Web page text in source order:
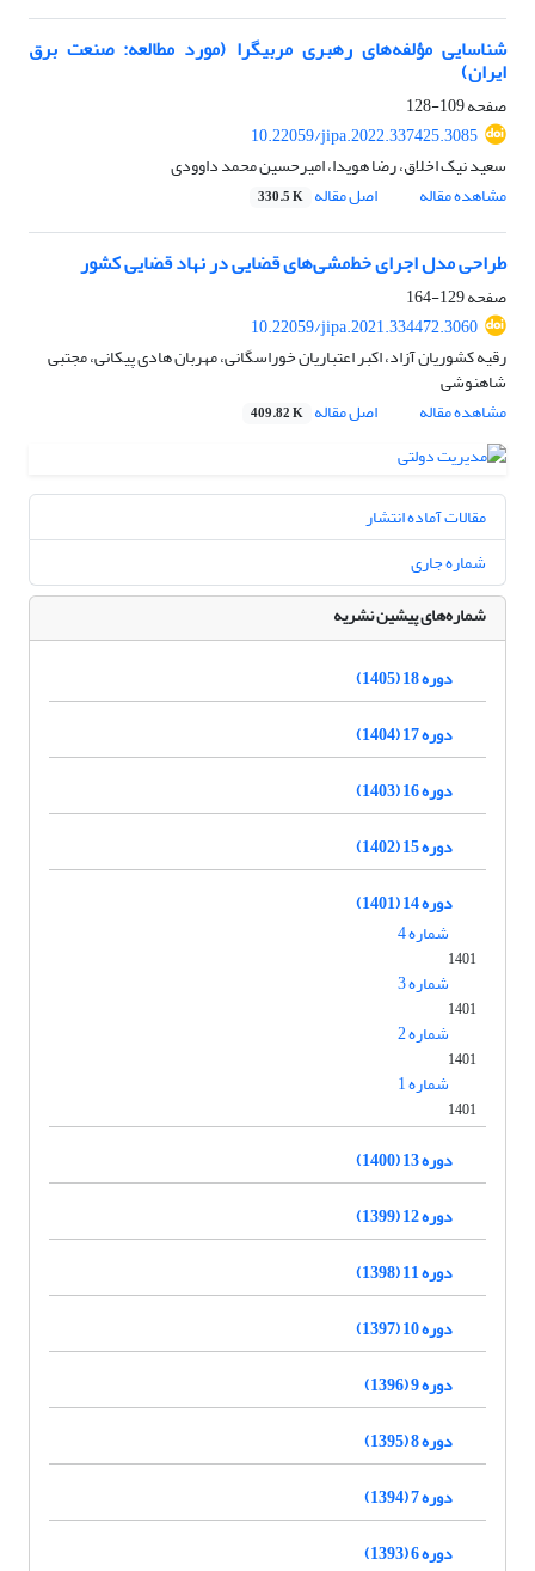
شناسایی مؤلفه‌‏های رهبری مربیگرا (مورد مطالعه: صنعت برق
ایران)
صفحه109-128
10.22059/jipa.2022.337425.3085
سعید نیک اخلاق، رضا هویدا، امیرحسین محمد داوودی
مشاهده مقاله
اصل مقاله 330.5 K
طراحی مدل اجرای خط‌مشی‌های قضایی در نهاد قضایی کشور
صفحه129-164
10.22059/jipa.2021.334472.3060
رقیه کشوریان آزاد، اکبر اعتباریان خوراسگانی، مهربان هادی پیکانی، مجتبی
شاهنوشی
مشاهده مقاله
اصل مقاله 409.82 K
مقالات آماده انتشار
شماره جاری
شماره‌های پیشین نشریه
دوره 18 (1405)
دوره 17 (1404)
دوره 16 (1403)
دوره 15 (1402)
دوره 14 (1401)
شماره 4
1401
شماره 3
1401
شماره 2
1401
شماره 1
1401
دوره 13 (1400)
دوره 12 (1399)
دوره 11 (1398)
دوره 10 (1397)
دوره 9 (1396)
دوره 8 (1395)
دوره 7 (1394)
دوره 6 (1393)